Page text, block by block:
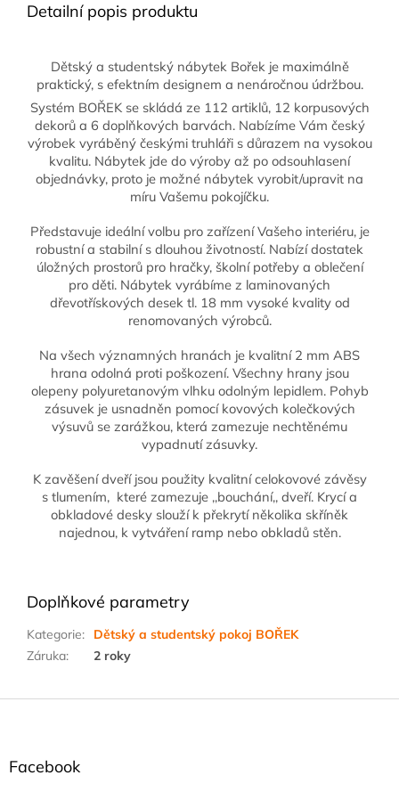
Detailní popis produktu
Dětský a studentský nábytek Bořek je maximálně
praktický, s efektním designem a nenáročnou údržbou.
Systém BOŘEK se skládá ze 112 artiklů, 12 korpusových
dekorů a 6 doplňkových barvách. Nabízíme Vám český
výrobek vyráběný českými truhláři s důrazem na vysokou
kvalitu. Nábytek jde do výroby až po odsouhlasení
objednávky, proto je možné nábytek vyrobit/upravit na
míru Vašemu pokojíčku.
Představuje ideální volbu pro zařízení Vašeho interiéru, je
robustní a stabilní s dlouhou životností. Nabízí dostatek
úložných prostorů pro hračky, školní potřeby a oblečení
pro děti. Nábytek vyrábíme z laminovaných
dřevotřískových desek tl. 18 mm vysoké kvality od
renomovaných výrobců.
Na všech významných hranách je kvalitní 2 mm ABS
hrana odolná proti poškození. Všechny hrany jsou
olepeny polyuretanovým vlhku odolným lepidlem. Pohyb
zásuvek je usnadněn pomocí kovových kolečkových
výsuvů se zarážkou, která zamezuje nechtěnému
vypadnutí zásuvky.
K zavěšení dveří jsou použity kvalitní celokovové závěsy
s tlumením, které zamezuje ,,bouchání,, dveří. Krycí a
obkladové desky slouží k překrytí několika skříněk
najednou, k vytváření ramp nebo obkladů stěn.
Doplňkové parametry
Kategorie:
Dětský a studentský pokoj BOŘEK
Záruka: 2 roky
Z
Facebook